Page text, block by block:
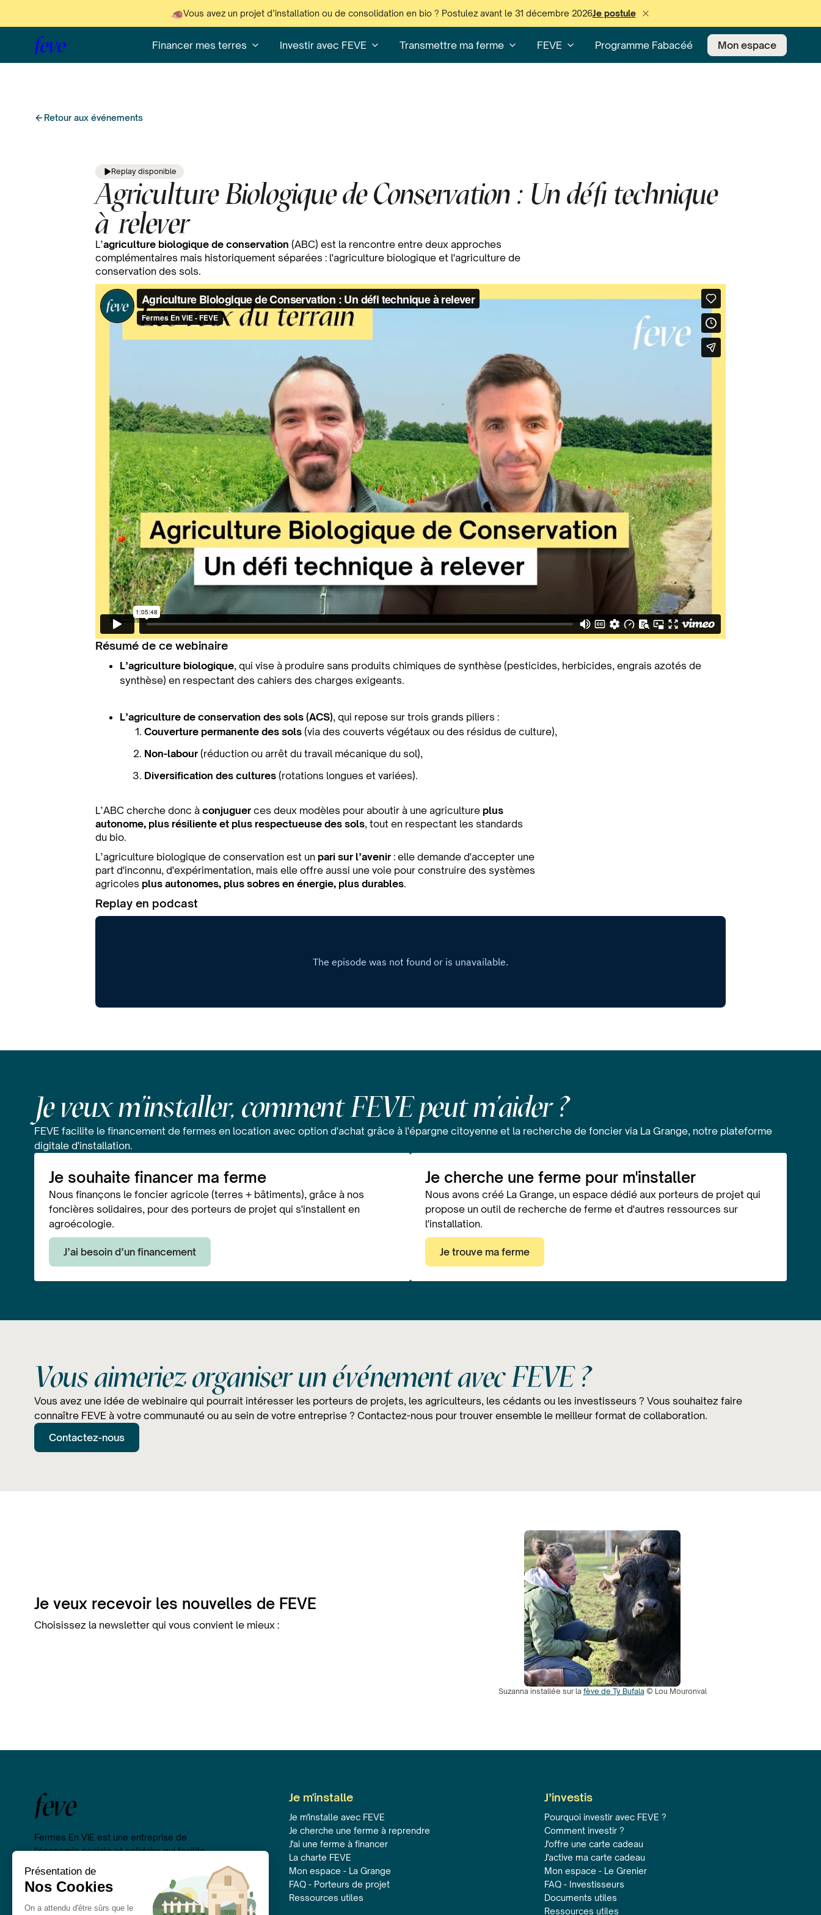
Vous avez un projet d’installation ou de consolidation en bio ? Postulez avant le 31 décembre 2026Je postule
feve Financer mes terres Investir avec FEVE Transmettre ma ferme FEVE Programme Fabacéé Mon espace
Retour aux événements
Replay disponible
Agriculture Biologique de Conservation : Un défi technique
à relever
L’agriculture biologique de conservation (ABC) est la rencontre entre deux approches
complémentaires mais historiquement séparées : l'agriculture biologique et l'agriculture de
conservation des sols.
Résumé de ce webinaire
L’agriculture biologique, qui vise à produire sans produits chimiques de synthèse (pesticides, herbicides, engrais azotés de
synthèse) en respectant des cahiers des charges exigeants.
L’agriculture de conservation des sols (ACS), qui repose sur trois grands piliers :
Couverture permanente des sols (via des couverts végétaux ou des résidus de culture),
Non-labour (réduction ou arrêt du travail mécanique du sol),
Diversification des cultures (rotations longues et variées).
L’ABC cherche donc à conjuguer ces deux modèles pour aboutir à une agriculture plus
autonome, plus résiliente et plus respectueuse des sols, tout en respectant les standards
du bio.
L’agriculture biologique de conservation est un pari sur l’avenir : elle demande d'accepter une
part d'inconnu, d'expérimentation, mais elle offre aussi une voie pour construire des systèmes
agricoles plus autonomes, plus sobres en énergie, plus durables.
Replay en podcast
Je veux m'installer, comment FEVE peut m'aider ?
FEVE facilite le financement de fermes en location avec option d'achat grâce à l'épargne citoyenne et la recherche de foncier via La Grange, notre plateforme
digitale d'installation.
Je souhaite financer ma ferme
Nous finançons le foncier agricole (terres + bâtiments), grâce à nos
foncières solidaires, pour des porteurs de projet qui s'installent en
agroécologie.
J’ai besoin d’un financement
Je cherche une ferme pour m'installer
Nous avons créé La Grange, un espace dédié aux porteurs de projet qui
propose un outil de recherche de ferme et d'autres ressources sur
l'installation.
Je trouve ma ferme
Vous aimeriez organiser un événement avec FEVE ?
Vous avez une idée de webinaire qui pourrait intéresser les porteurs de projets, les agriculteurs, les cédants ou les investisseurs ? Vous souhaitez faire
connaître FEVE à votre communauté ou au sein de votre entreprise ? Contactez-nous pour trouver ensemble le meilleur format de collaboration.
Contactez-nous
Je veux recevoir les nouvelles de FEVE
Choisissez la newsletter qui vous convient le mieux :
Suzanna installée sur la fève de Ty Bufala© Lou Mouronval
feve
Fermes En ViE est une entreprise de
l'économie sociale et solidaire qui facilite
d’agriculteurs et agricultrices grâce à ses
foncières solidaires et à la plateforme La
Grange.
Je m'installe
Je m'installe avec FEVE
Je cherche une ferme à reprendre
J'ai une ferme à financer
La charte FEVE
Mon espace - La Grange
FAQ - Porteurs de projet
Ressources utiles
J’investis
Pourquoi investir avec FEVE ?
Comment investir ?
J'offre une carte cadeau
J'active ma carte cadeau
Mon espace - Le Grenier
FAQ - Investisseurs
Documents utiles
Ressources utiles